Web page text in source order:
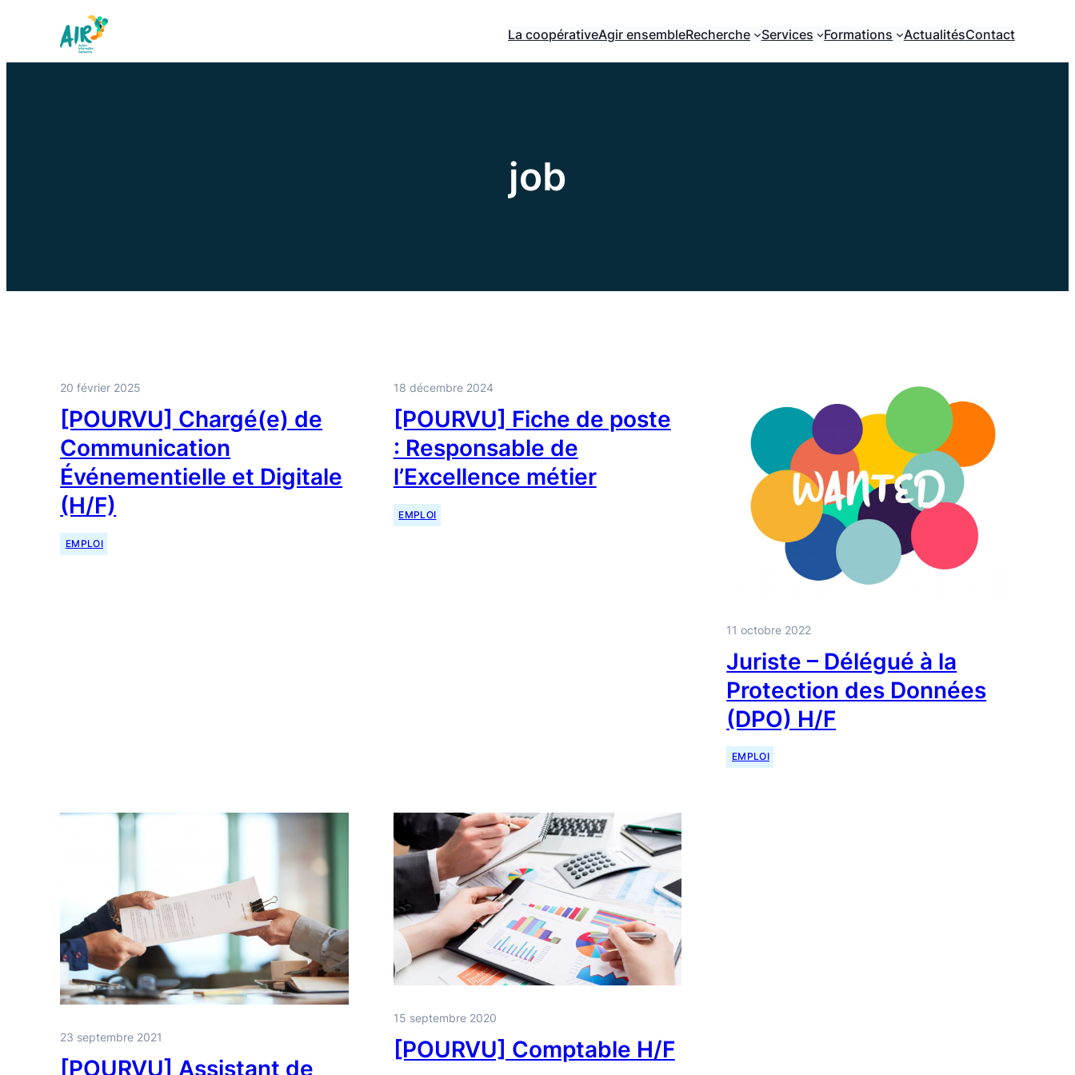
La coopérativeAgir ensembleRecherche Services Formations ActualitésContact
job
20 février 2025
[POURVU] Chargé(e) de
Communication
Événementielle et Digitale
(H/F)
EMPLOI
18 décembre 2024
[POURVU] Fiche de poste
: Responsable de
l’Excellence métier
EMPLOI
11 octobre 2022
Juriste – Délégué à la
Protection des Données
(DPO) H/F
EMPLOI
23 septembre 2021
[POURVU] Assistant de
15 septembre 2020
[POURVU] Comptable H/F